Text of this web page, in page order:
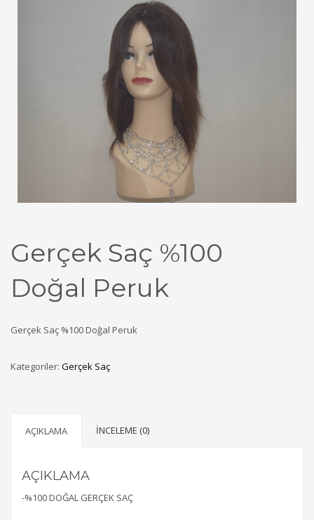
Gerçek Saç %100
Doğal Peruk
Gerçek Saç %100 Doğal Peruk
Kategoriler: Gerçek Saç
AÇIKLAMA İNCELEME (0)
AÇIKLAMA
-%100 DOĞAL GERÇEK SAÇ